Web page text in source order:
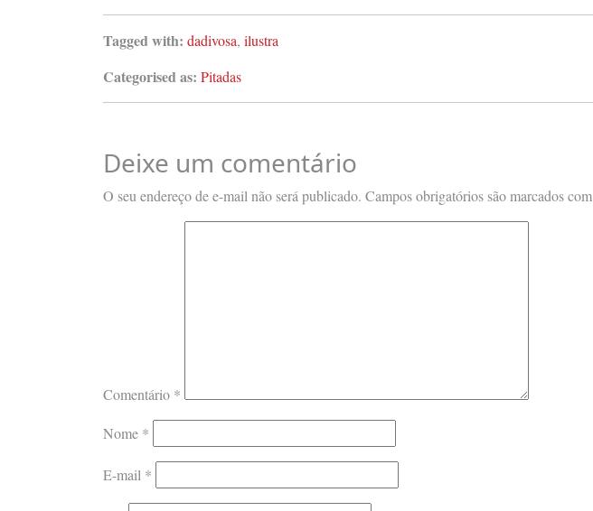
Tagged with: dadivosa, ilustra
Categorised as: Pitadas
Deixe um comentário
O seu endereço de e-mail não será publicado. Campos obrigatórios são marcados com
Comentário *
Nome *
E-mail *